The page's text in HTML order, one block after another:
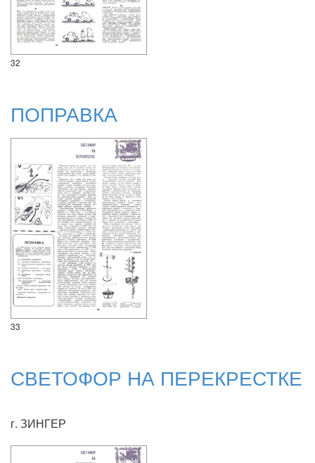
32
ПОПРАВКА
33
СВЕТОФОР НА ПЕРЕКРЕСТКЕ
г. ЗИНГЕР